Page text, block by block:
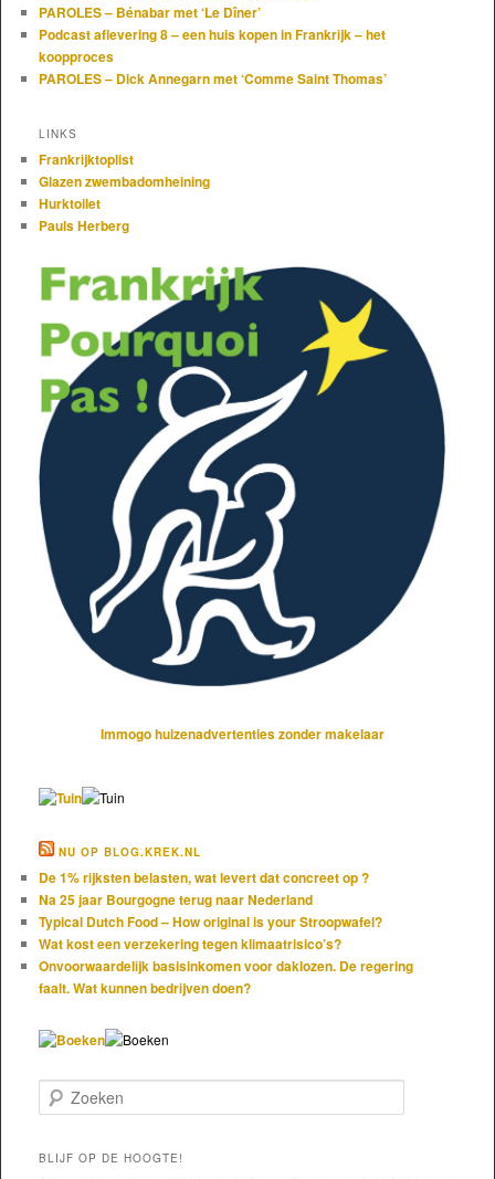
PAROLES – Bénabar met ‘Le Dîner’
Podcast aflevering 8 – een huis kopen in Frankrijk – het
koopproces
PAROLES – Dick Annegarn met ‘Comme Saint Thomas’
LINKS
Frankrijktoplist
Glazen zwembadomheining
Hurktoilet
Pauls Herberg
Immogo huizenadvertenties zonder makelaar
NU OP BLOG.KREK.NL
De 1% rijksten belasten, wat levert dat concreet op ?
Na 25 jaar Bourgogne terug naar Nederland
Typical Dutch Food – How original is your Stroopwafel?
Wat kost een verzekering tegen klimaatrisico’s?
Onvoorwaardelijk basisinkomen voor daklozen. De regering
faalt. Wat kunnen bedrijven doen?
Zoeken
BLIJF OP DE HOOGTE!